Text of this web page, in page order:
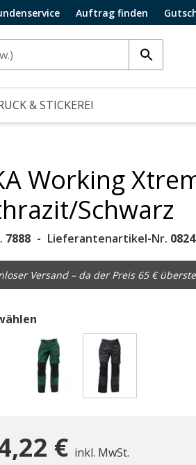
Auftrag finden
& STICKEREI
Working
Schwarz
7888 Lieferantenartikel-Nr.
Versand – da der Preis 65 €
€ inkl. MwSt.